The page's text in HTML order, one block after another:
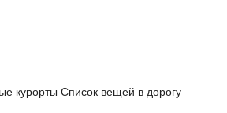
курорты Список вещей в дорогу